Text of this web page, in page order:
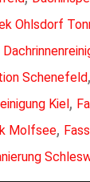
Ohlsdorf
Schenefeld,
Kiel,
Molfsee,